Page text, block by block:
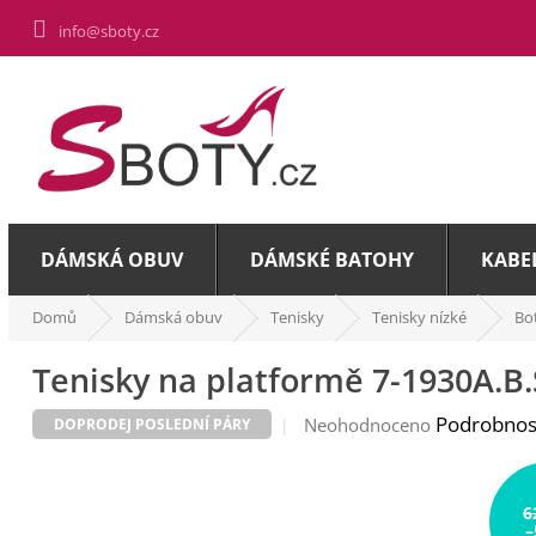
obsah
info@sboty.cz
DÁMSKÁ OBUV DÁMSKÉ BATOHY
Domů Dámská obuv Tenisky Tenisky nízké
Tenisky na platformě 7-
DOPRODEJ POSLEDNÍ PÁRY
Průměrné
Neohodnoceno